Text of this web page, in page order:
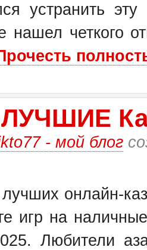
устранить
нашел четкого
- мой блог
онлайн-
игр на
Любители